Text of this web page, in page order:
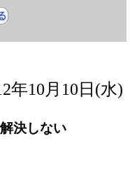
年10月10日(水)
決しない